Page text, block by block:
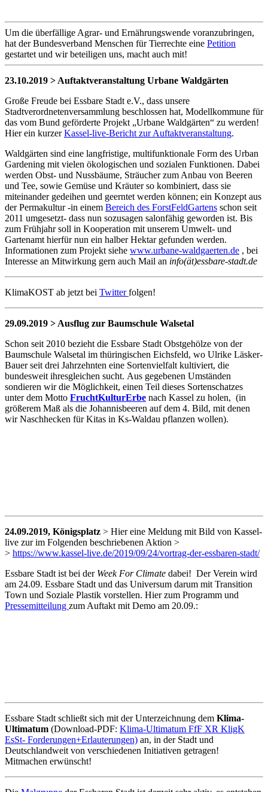
Um die überfällige Agrar- und Ernährungswende voranzubringen,
hat der Bundesverband Menschen für Tierrechte eine Petition
gestartet und wir beteiligen uns, macht auch mit!
23.10.2019 > Auftaktveranstaltung Urbane Waldgärten
Große Freude bei Essbare Stadt e.V., dass unsere
Stadtverordnetenversammlung beschlossen hat, Modellkommune für
das vom Bund geförderte Projekt „Urbane Waldgärten“ zu werden!
Hier ein kurzerKassel-live-Bericht zur Auftaktveranstaltung.
Waldgärten sind eine langfristige, multifunktionale Form des Urban
Gardening mit vielen ökologischen und sozialen Funktionen. Dabei
werden Obst- und Nussbäume, Sträucher zum Anbau von Beeren
und Tee, sowie Gemüse und Kräuter so kombiniert, dass sie
miteinander gedeihen und geerntet werden können; ein Konzept aus
der Permakultur -in einem Bereich des ForstFeldGartens schon seit
2011 umgesetzt- dass nun sozusagen salonfähig geworden ist. Bis
zum Frühjahr soll in Kooperation mit unserem Umwelt- und
Gartenamt hierfür nun ein halber Hektar gefunden werden.
Informationen zum Projekt siehe www.urbane-waldgaerten.de , bei
Interesse an Mitwirkung gern auch Mail an info(ät)essbare-stadt.de
KlimaKOST ab jetzt bei Twitterfolgen!
29.09.2019 > Ausflug zur Baumschule Walsetal
Schon seit 2010 bezieht die Essbare Stadt Obstgehölze von der
Baumschule Walsetal im thüringischen Eichsfeld, wo Ulrike Läsker-
Bauer seit drei Jahrzehnten eine Sortenvielfalt kultiviert, die
bundesweit ihresgleichen sucht. Aus gegebenen Umständen
sondieren wir die Möglichkeit, einen Teil dieses Sortenschatzes
unter dem Motto FruchtKulturErbe nach Kassel zu holen, (in
größerem Maß als die Johannisbeeren auf dem 4. Bild, mit denen
wir Naschhecken für Kitas in Ks-Waldau pflanzen wollen).
24.09.2019, Königsplatz > Hier eine Meldung mit Bild von Kassel-
live zur im Folgenden beschriebenen Aktion >
> https://www.kassel-live.de/2019/09/24/vortrag-der-essbaren-stadt/
Essbare Stadt ist bei der Week For Climate dabei! Der Verein wird
am 24.09. Essbare Stadt und das Universum darum mit Transition
Town und Soziale Plastik vorstellen. Hier zum Programm und
Pressemitteilung zum Auftakt mit Demo am 20.09.:
Essbare Stadt schließt sich mit der Unterzeichnung dem Klima-
Ultimatum (Download-PDF: Klima-Ultimatum FfF XR KligK
EsSt- Forderungen+Erlauterungen) an, in der Stadt und
Deutschlandweit von verschiedenen Initiativen getragen!
Mitmachen erwünscht!